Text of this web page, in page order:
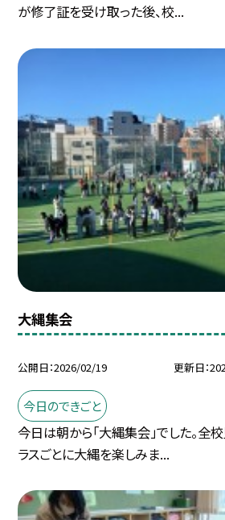
が修了証を受け取った後、校...
大縄集会
公開日 2026/02/19 更新日
今日のできごと
今日は朝から「大縄集会」でした。全
ラスごとに大縄を楽しみま...